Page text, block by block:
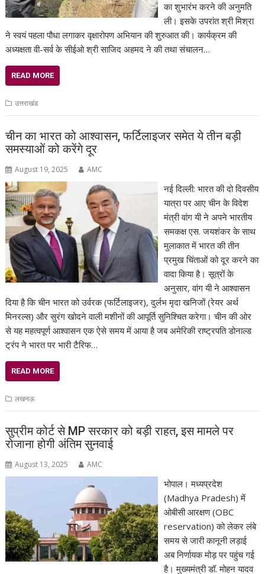
का शुभारंभ करने की अनुमति
ली। इसके उपरांत श्री मिश्रा
ने स्वयं पहला पौधा लगाकर वृक्षारोपण अभियान की शुरुआत की। कार्यक्रम की
अध्यक्षता वी-सर्व के सीईओ श्री साजिद अहमद ने की तथा संचालन…
READ MORE
उत्तराखंड
चीन का भारत को आश्वासन, फर्टिलाइजर समेत ये तीन बड़ी
समस्याओं को करेंगे दूर
August 19, 2025 AMC
नई दिल्ली: भारत की दो दिवसीय
यात्रा पर आए चीन के विदेश
मंत्री वांग यी ने अपने भारतीय
समकक्ष एस. जयशंकर के साथ
मुलाकात में भारत की तीन
प्रमुख चिंताओं को दूर करने का
वादा किया है। सूत्रों के
अनुसार, वांग यी ने आश्वासन
दिया है कि चीन भारत को उर्वरक (फर्टिलाइजर), दुर्लभ मृदा खनिजों (रेयर अर्थ
मिनरल्स) और सुरंग खोदने वाली मशीनों की आपूर्ति सुनिश्चित करेगा। चीन की ओर
से यह महत्वपूर्ण आश्वासन एक ऐसे समय में आया है जब अमेरिकी राष्ट्रपति डोनाल्ड
ट्रंप ने भारत पर भारी टैरिफ…
READ MORE
लखनऊ
सुप्रीम कोर्ट से MP सरकार को बड़ी राहत, इस मामले पर
रोजाना होगी अंतिम सुनवाई
August 13, 2025 AMC
भोपाल। मध्यप्रदेश
(Madhya Pradesh) में
ओबीसी आरक्षण (OBC
reservation) को लेकर लंबे
समय से जारी कानूनी लड़ाई
अब निर्णायक मोड़ पर पहुंच गई
है। मुख्यमंत्री डॉ. मोहन यादव